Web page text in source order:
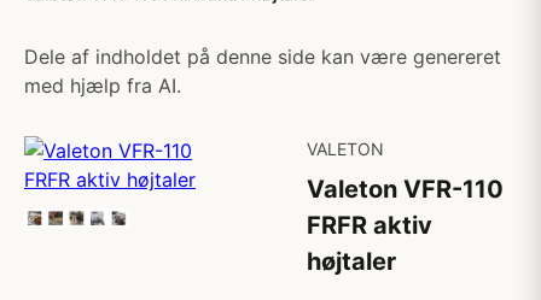
Dele af indholdet på denne side kan være genereret
med hjælp fra AI.
VALETON
Valeton VFR-110
FRFR aktiv
højtaler